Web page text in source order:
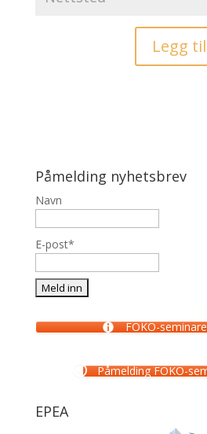
Påmelding nyhetsbrev
Navn
E-post*
FOKO-
Påmelding FOKO-
EPEA